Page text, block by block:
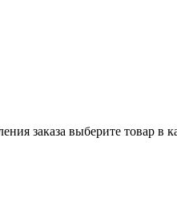
заказа выберите товар в